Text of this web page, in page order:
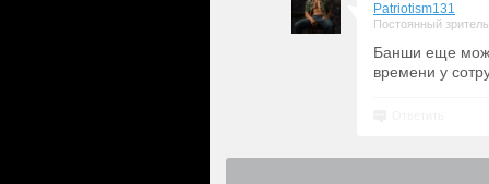
Patriotism131
Постоянный зритель
Банши еще
времени у